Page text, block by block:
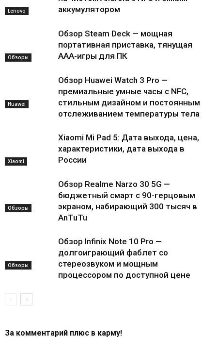
Lenovo
аккумулятором
Обзоры
Обзор Steam Deck — мощная
портативная приставка, тянущая
AAA-игры для ПК
Huawei
Обзор Huawei Watch 3 Pro —
премиальные умные часы с NFC,
стильным дизайном и постоянным
отслеживанием температуры тела
Xiaomi
Xiaomi Mi Pad 5: Дата выхода, цена,
характеристики, дата выхода в
России
Обзоры
Обзор Realme Narzo 30 5G —
бюджетный смарт с 90-герцовым
экраном, набирающий 300 тысяч в
AnTuTu
Обзоры
Обзор Infinix Note 10 Pro —
долгоиграющий фаблет со
стереозвуком и мощным
процессором по доступной цене
За комментарий плюс в карму!